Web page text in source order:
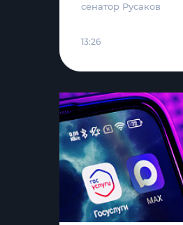
сенатор Русаков
13:26